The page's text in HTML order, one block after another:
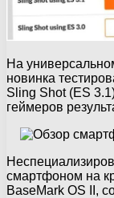
На
новинка
Sling Shot (ES
геймеров
смартфоном на
BaseMark OS II,